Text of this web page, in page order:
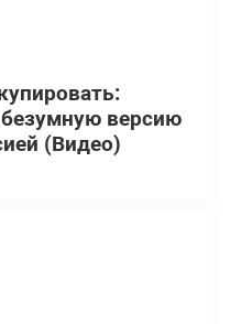
версию
(Видео)